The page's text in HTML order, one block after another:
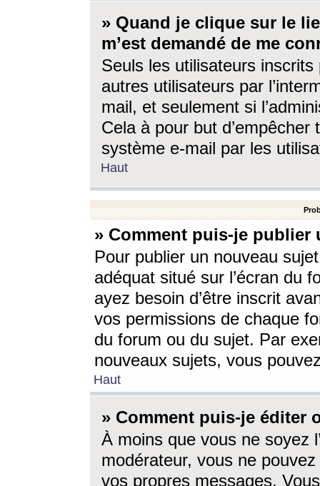
» Quand je clique sur le
m’est demandé de me
Seuls les utilisateurs
autres utilisateurs par
mail, et seulement si
Cela à pour but
système e-mail par les
Haut
» Comment puis-je
Pour publier un nouveau
adéquat situé sur l’écran du
ayez besoin d’être inscrit
vos permissions de chaque
du forum ou du sujet. Par
nouveaux sujets, vous
Haut
» Comment puis-je éditer
À moins que vous ne soyez
modérateur, vous ne
vos propres messages.